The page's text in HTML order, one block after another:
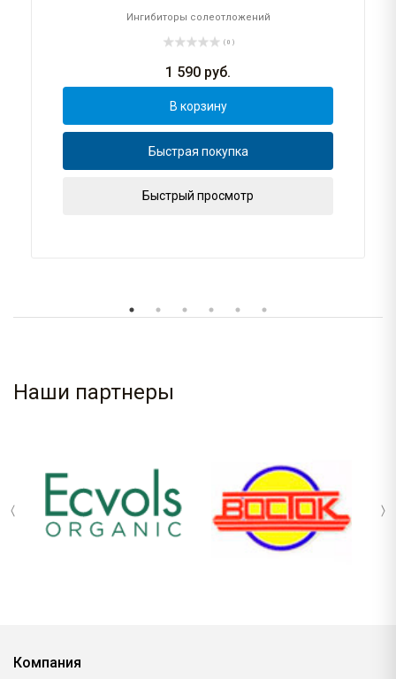
Ингибиторы солеотложений
( 0 )
1 590 руб.
В корзину
Быстрая покупка
Быстрый просмотр
Наши партнеры
Компания